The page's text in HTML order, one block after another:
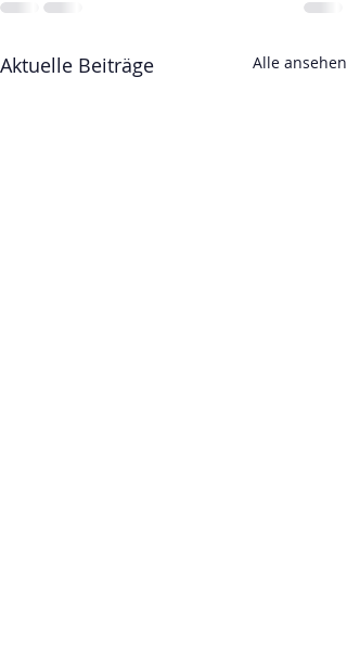
Aktuelle Beiträge Alle ansehen